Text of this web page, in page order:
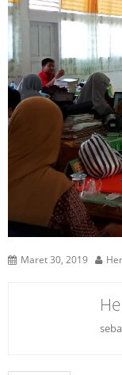
Maret 30, 2019